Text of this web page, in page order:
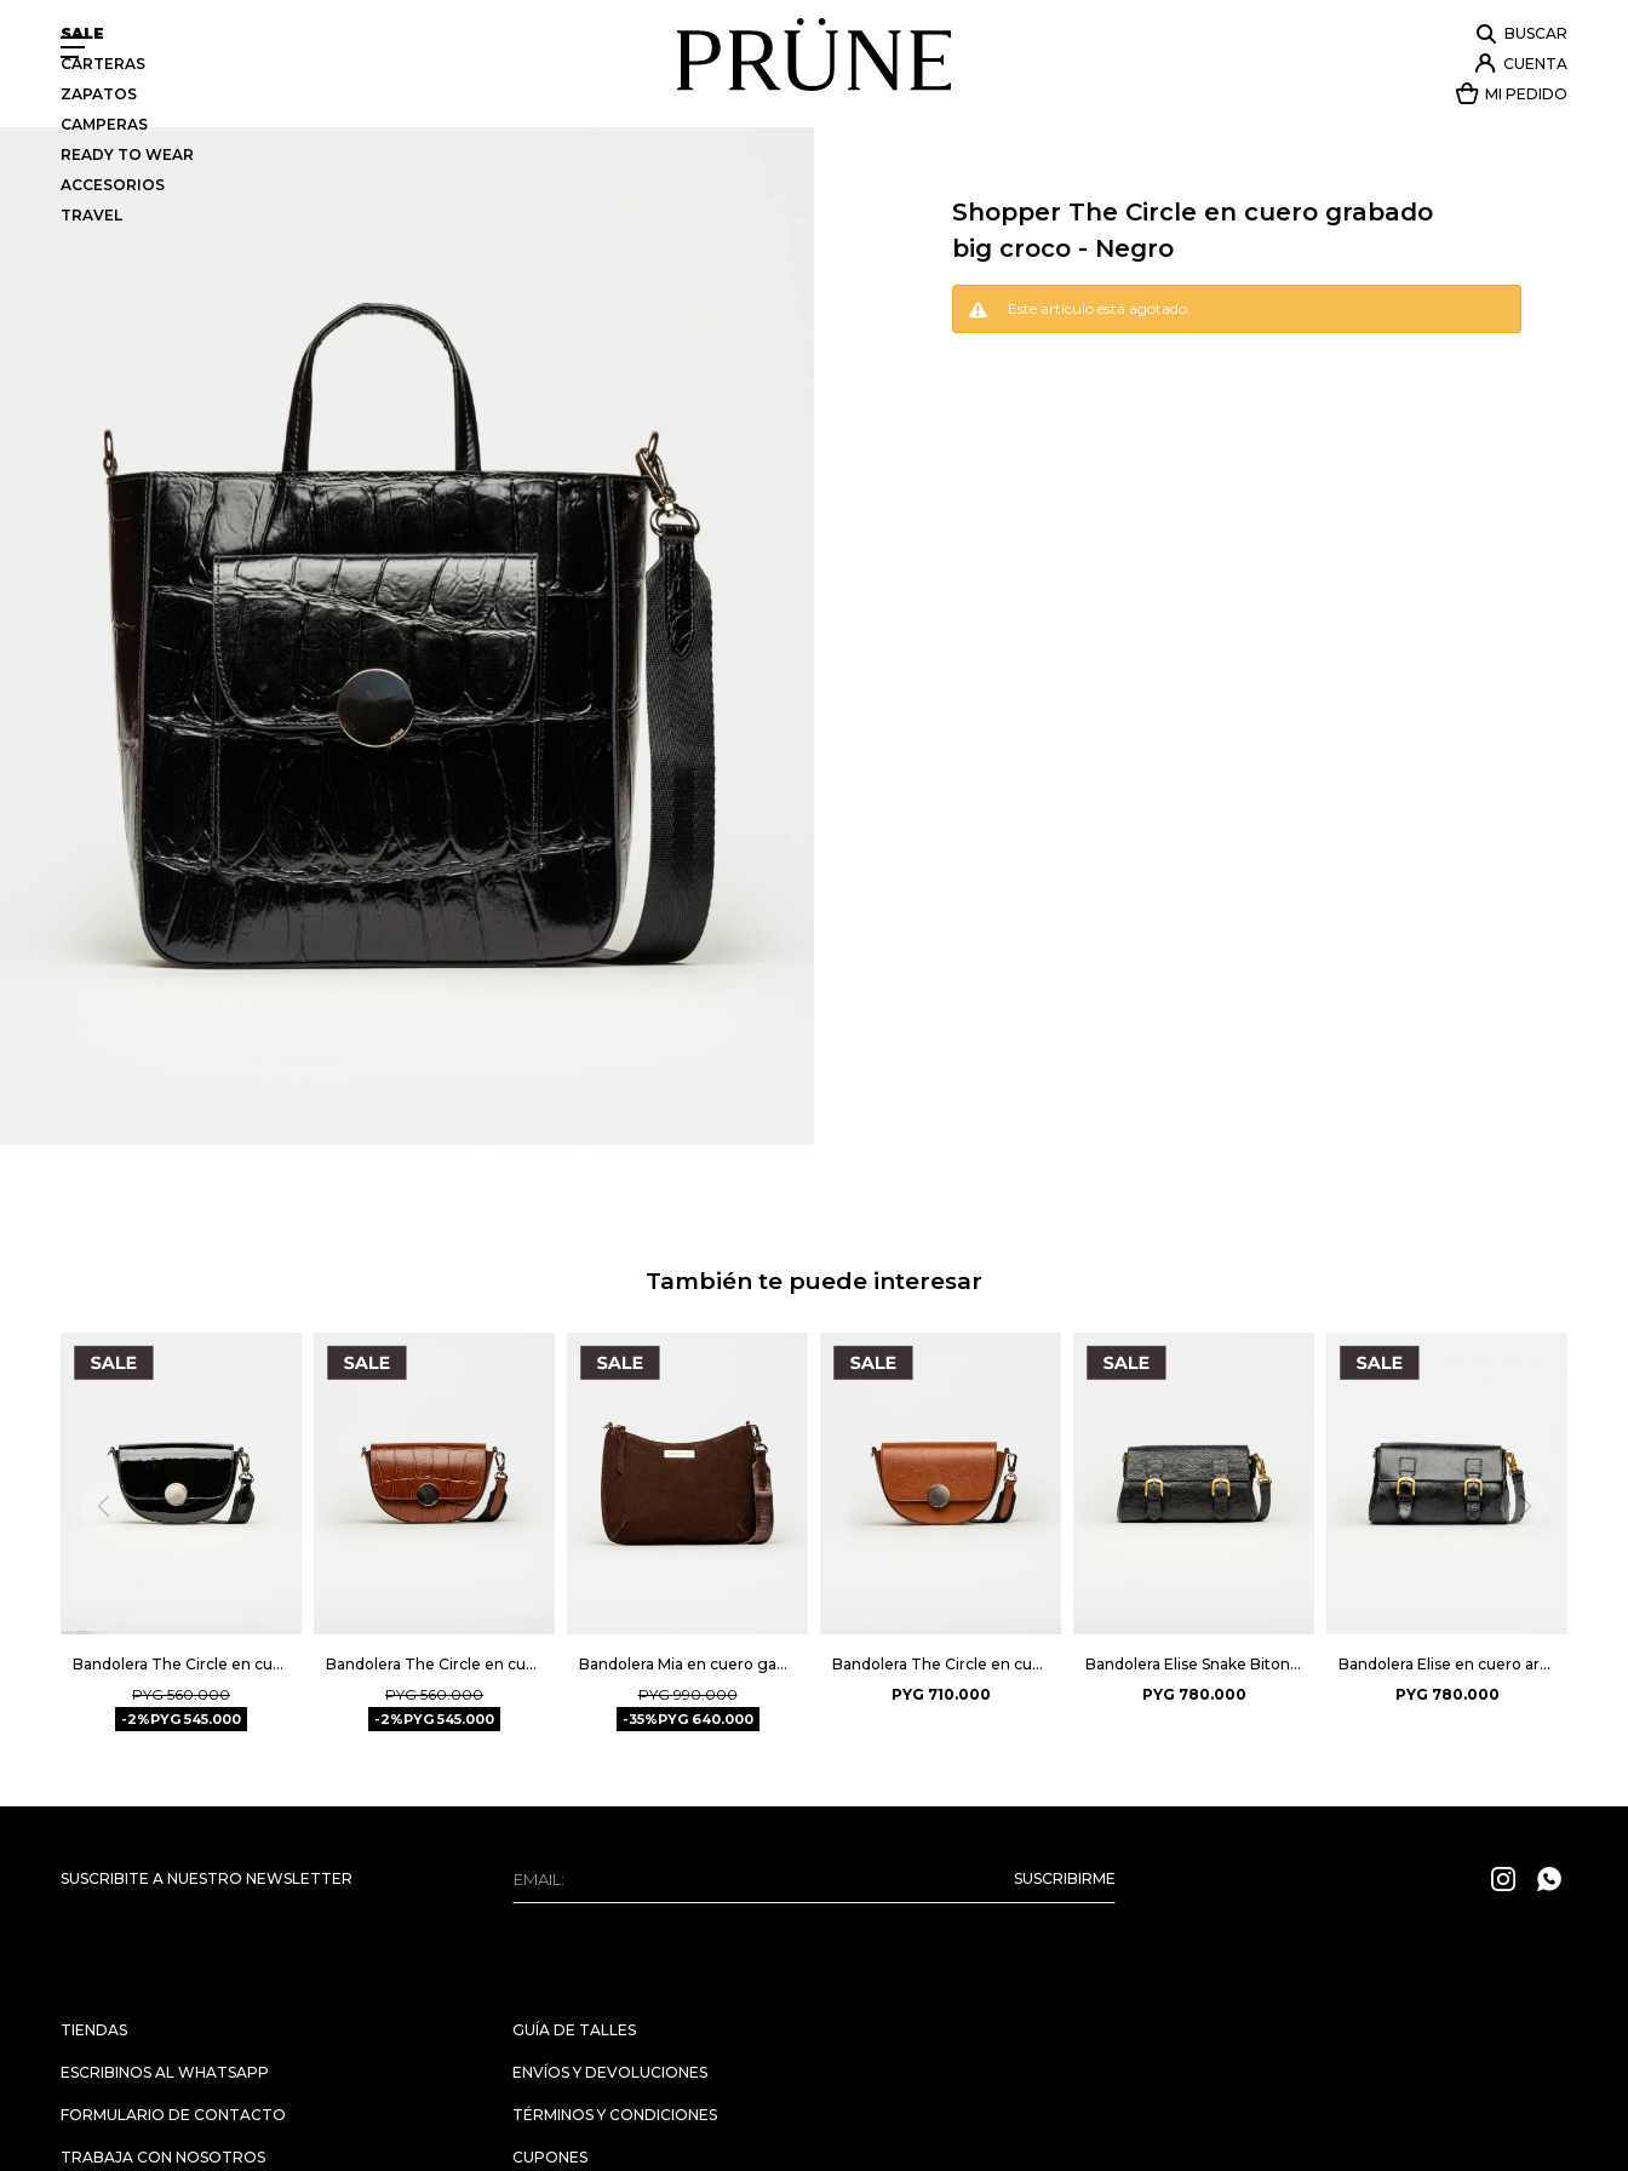
SALE
CARTERAS
ZAPATOS
CAMPERAS
READY TO WEAR
ACCESORIOS
TRAVEL
Shopper The Circle en cuero grabado
big croco - Negro
Este artículo está agotado.
También te puede interesar
Bandolera The Circle en cuero charol - Negro
PYG 560.000
2 PYG 545.000
Bandolera The Circle en cuero croco - Cuoio
PYG 560.000
2 PYG 545.000
Bandolera Mia en cuero gamuza - Chocolate Niquel
PYG 990.000
35 PYG 640.000
Bandolera The Circle en cuero liso - Cuoio
PYG 710.000
Bandolera Elise Snake Bitono - Negro
PYG 780.000
Bandolera Elise en cuero arrugado - Negro
PYG 780.000
TIENDAS
ESCRIBINOS AL WHATSAPP
FORMULARIO DE CONTACTO
TRABAJA CON NOSOTROS
GUÍA DE TALLES
ENVÍOS Y DEVOLUCIONES
TÉRMINOS Y CONDICIONES
CUPONES
SUSCRIBITE A NUESTRO NEWSLETTER SUSCRIBIRME  